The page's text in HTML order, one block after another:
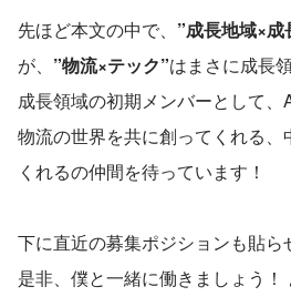
先ほど本文の中で、 ”成長地域×成
が、 ”物流×テック”はまさに成長
成長領域の初期メンバーとして
物流の世界を共に創ってくれる、
くれるの仲間を待っています！
下に直近の募集ポジションも貼ら
是非、僕と一緒に働きましょう